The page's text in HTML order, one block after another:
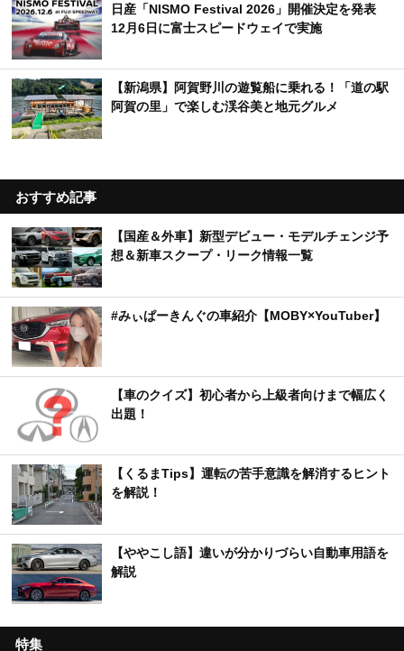
日産「NISMO Festival 2026」開催決定を発表
12月6日に富士スピードウェイで実施
【新潟県】阿賀野川の遊覧船に乗れる！「道の駅
阿賀の里」で楽しむ渓谷美と地元グルメ
おすすめ記事
【国産＆外車】新型デビュー・モデルチェンジ予
想＆新車スクープ・リーク情報一覧
#みぃぱーきんぐの車紹介【MOBY×YouTuber】
【車のクイズ】初心者から上級者向けまで幅広く
出題！
【くるまTips】運転の苦手意識を解消するヒント
を解説！
【ややこし語】違いが分かりづらい自動車用語を
解説
特集